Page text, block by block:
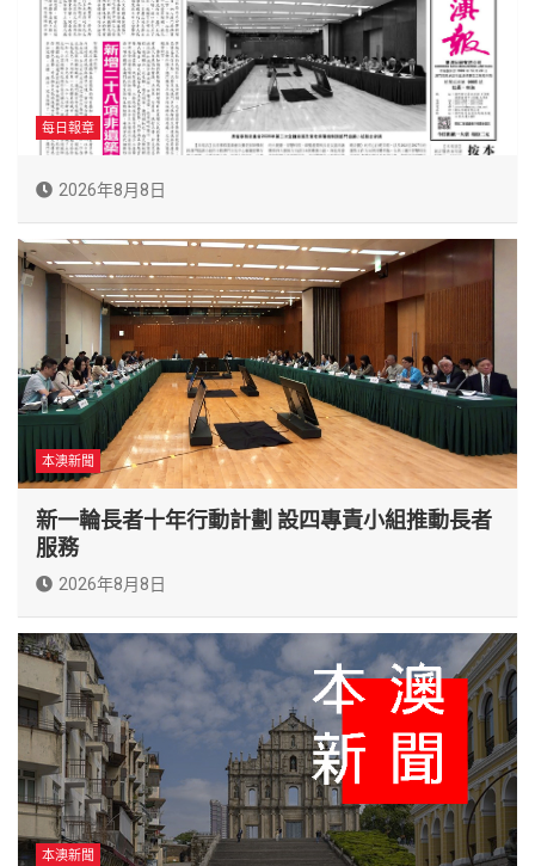
每日報章
2026年8月8日
本澳新聞
新一輪長者十年行動計劃 設四專責小組推動長者
服務
2026年8月8日
本澳新聞